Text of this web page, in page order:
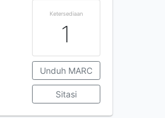
Ketersediaan
1
Unduh MARC
Sitasi